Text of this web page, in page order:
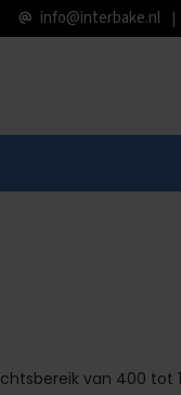
info@interbake.nl
van 400 tot